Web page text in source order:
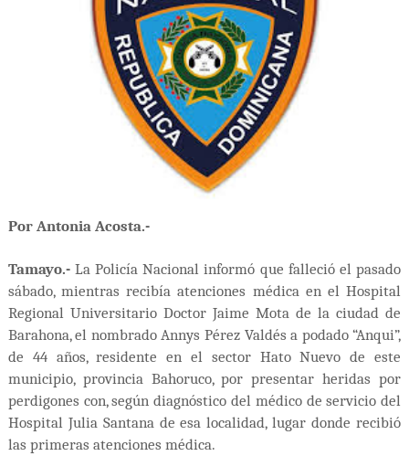
Por Antonia Acosta.-
Tamayo.-La Policía Nacional informó que falleció el pasado
sábado, mientras recibía atenciones médica en el Hospital
Regional Universitario Doctor Jaime Mota de la ciudad de
Barahona, el nombrado Annys Pérez Valdés a podado “Anqui”,
de 44 años, residente en el sector Hato Nuevo de este
municipio, provincia Bahoruco, por presentar heridas por
perdigones con, según diagnóstico del médico de servicio del
Hospital Julia Santana de esa localidad, lugar donde recibió
las primeras atenciones médica.